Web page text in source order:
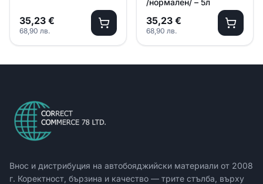
35,23 €
68,90 лв.
35,23 €
68,90 лв.
Внос и дистрибуция на автобояджийски материали от 2008
г. Коректност, бързина и качество — трите стълба, върху